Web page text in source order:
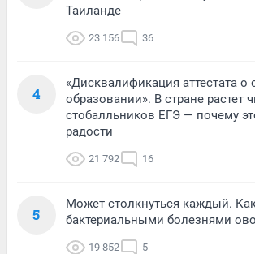
Таиланде
23 156 36
4
«Дисквалификация аттестата о
образовании». В стране растет
стобалльников ЕГЭ — почему
радости
21 792 16
5
Может столкнуться каждый.
бактериальными болезнями
19 852 5